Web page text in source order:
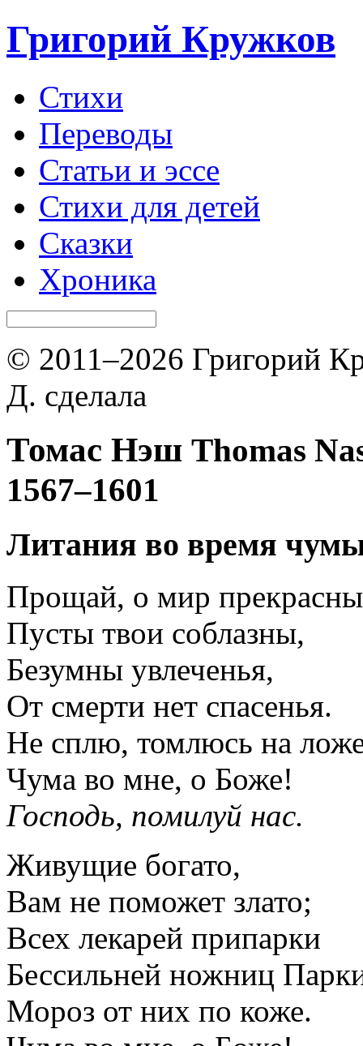
Григорий Кружков
Стихи
Переводы
Статьи и эссе
Стихи для детей
Сказки
Хроника
© 2011–2026 Григорий
Д. сделала
Томас Нэш Thomas
1567–1601
Литания во время
Прощай, о мир
Пусты твои соблазны,
Безумны увлеченья,
От смерти нет спасенья.
Не сплю, томлюсь на
Чума во мне, о Боже!
Господь, помилуй нас.
Живущие богато,
Вам не поможет злато;
Всех лекарей припарки
Бессильней ножниц
Мороз от них по коже.